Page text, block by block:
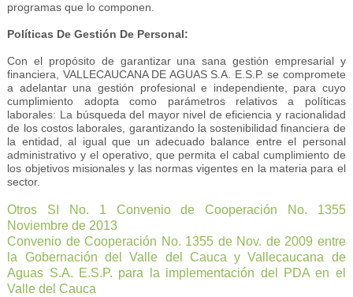
programas que lo componen.
Políticas De Gestión De Personal:
Con el propósito de garantizar una sana gestión empresarial y
financiera, VALLECAUCANA DE AGUAS S.A. E.S.P. se compromete
a adelantar una gestión profesional e independiente, para cuyo
cumplimiento adopta como parámetros relativos a políticas
laborales: La búsqueda del mayor nivel de eficiencia y racionalidad
de los costos laborales, garantizando la sostenibilidad financiera de
la entidad, al igual que un adecuado balance entre el personal
administrativo y el operativo, que permita el cabal cumplimiento de
los objetivos misionales y las normas vigentes en la materia para el
sector.
Otros SI No. 1 Convenio de Cooperación No. 1355
Noviembre de 2013
Convenio de Cooperación No. 1355 de Nov. de 2009 entre
la Gobernación del Valle del Cauca y Vallecaucana de
Aguas S.A. E.S.P. para la implementación del PDA en el
Valle del Cauca